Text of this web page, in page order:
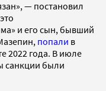
— постановил
и его сын, бывший
попали в
2022 года. В июле
санкции были